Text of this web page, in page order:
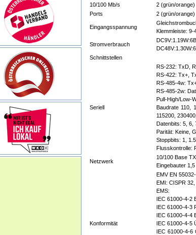
10/100 Mb/s
2 (grün/orange)
Ports
2 (grün/orange)
Eingangsspannung
Klemmleiste: 9-
Stromverbrauch
Schnittstellen
Seriell
RS-232: TxD,
RS-422: Tx+,
RS-485-4w:
RS-485-2w:
Pull-High/Low-
Baudrate 110,
115200,
Datenbits: 5, 6,
Parität: Keine,
Stoppbits: 1,
Flusskontrolle:
Netzwerk
10/100 Base TX
Eingebauter
Konformität
EMV EN
EMI: CISPR
EMS:
IEC 61000-4-2
IEC 61000-4-3
IEC 61000-4-4
IEC 61000-4-5
IEC 61000-4-